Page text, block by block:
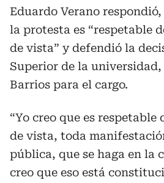
Eduardo Verano
la protesta es “respetable
de vista” y defendió la
Superior de la universidad,
Barrios para el cargo.
“Yo creo que es
de vista, toda
pública, que se haga en la
creo que eso está